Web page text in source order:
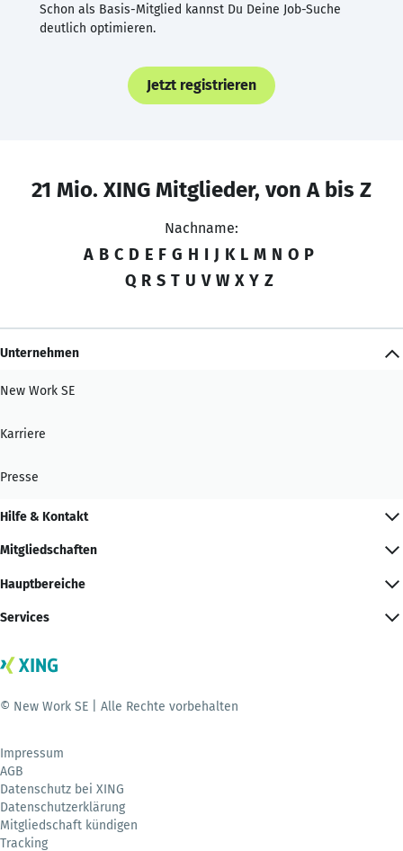
Schon als Basis-Mitglied kannst Du Deine Job-Suche
deutlich optimieren.
Jetzt registrieren
21 Mio. XING Mitglieder, von A bis Z
Nachname:
A B C D E F G H I J K L M N O P
Q R S T U V W X Y Z
Unternehmen
New Work SE
Karriere
Presse
Hilfe & Kontakt
Mitgliedschaften
Hauptbereiche
Services
© New Work SE | Alle Rechte vorbehalten
Impressum
AGB
Datenschutz bei XING
Datenschutzerklärung
Mitgliedschaft kündigen
Tracking